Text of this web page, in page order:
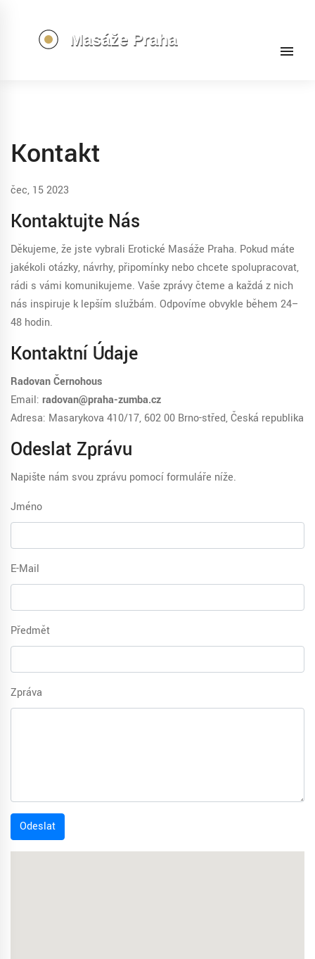
Kontakt
čec, 15 2023
Kontaktujte Nás
Děkujeme, že jste vybrali Erotické Masáže Praha. Pokud máte
jakékoli otázky, návrhy, připomínky nebo chcete spolupracovat,
rádi s vámi komunikujeme. Vaše zprávy čteme a každá z nich
nás inspiruje k lepším službám. Odpovíme obvykle během 24–
48 hodin.
Kontaktní Údaje
Radovan Černohous
Email: radovan@praha-zumba.cz
Adresa: Masarykova 410/17, 602 00 Brno-střed, Česká republika
Odeslat Zprávu
Napište nám svou zprávu pomocí formuláře níže.
Jméno
E-Mail
Předmět
Zpráva
Odeslat